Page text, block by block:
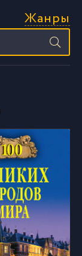
Жанры